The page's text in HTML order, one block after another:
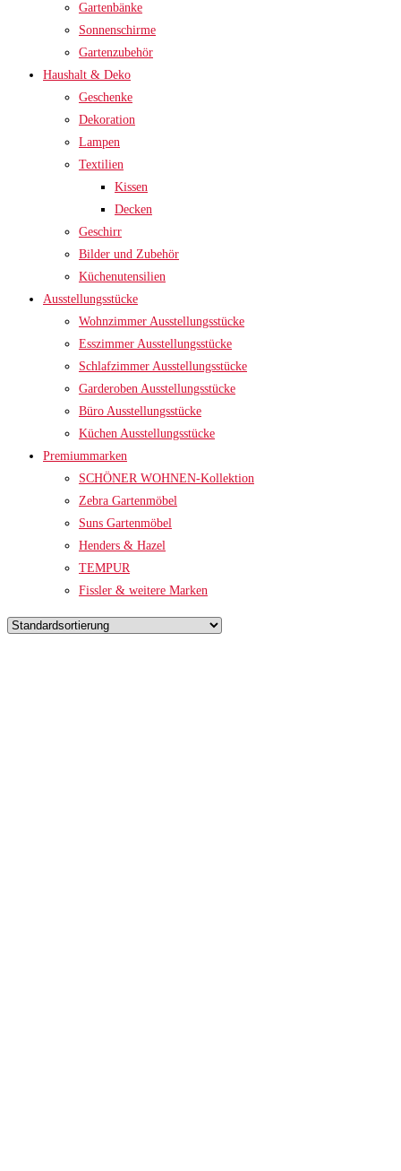
Gartenbänke
Sonnenschirme
Gartenzubehör
Haushalt & Deko
Geschenke
Dekoration
Lampen
Textilien
Kissen
Decken
Geschirr
Bilder und Zubehör
Küchenutensilien
Ausstellungsstücke
Wohnzimmer Ausstellungsstücke
Esszimmer Ausstellungsstücke
Schlafzimmer Ausstellungsstücke
Garderoben Ausstellungsstücke
Büro Ausstellungsstücke
Küchen Ausstellungsstücke
Premiummarken
SCHÖNER WOHNEN-Kollektion
Zebra Gartenmöbel
Suns Gartenmöbel
Henders & Hazel
TEMPUR
Fissler & weitere Marken